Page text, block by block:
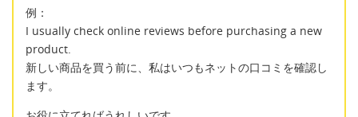
例：
I usually check online reviews before purchasing a new
product.
新しい商品を買う前に、私はいつもネットの口コミを確認し
ます。